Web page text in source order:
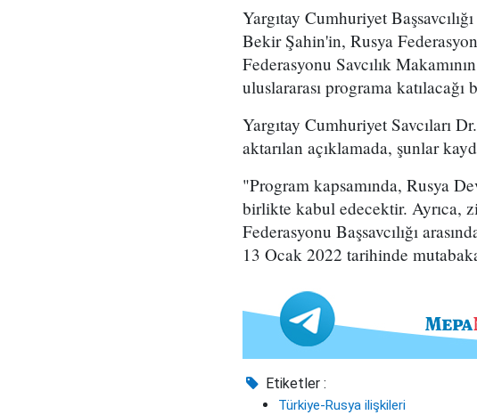
Yargıtay Cumhuriyet
Bekir Şahin'in, Rusya
Federasyonu Savcılık
uluslararası programa
Yargıtay Cumhuriyet Savcıları
aktarılan açıklamada, şunlar
"Program kapsamında, Rusya
birlikte kabul edecektir. Ayrıca,
Federasyonu Başsavcılığı
13 Ocak 2022 tarihinde
Etiketler :
Türkiye-Rusya ilişkileri